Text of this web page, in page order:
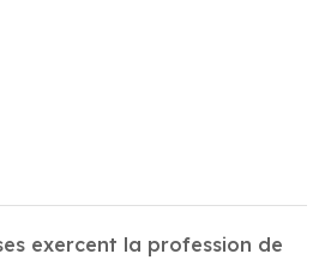
exercent la profession de